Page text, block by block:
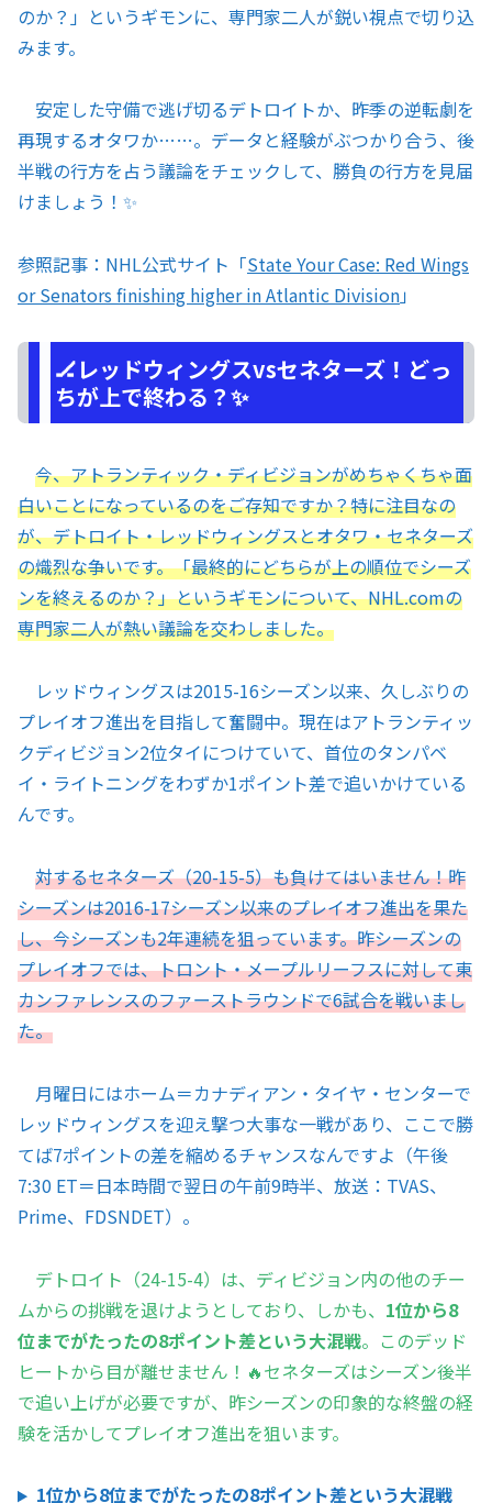
のか？」というギモンに、専門家二人が鋭い視点で切り込
みます。
安定した守備で逃げ切るデトロイトか、昨季の逆転劇を
再現するオタワか……。データと経験がぶつかり合う、後
半戦の行方を占う議論をチェックして、勝負の行方を見届
けましょう！✨
参照記事：NHL公式サイト「State Your Case: Red Wings
or Senators finishing higher in Atlantic Division」
🏒レッドウィングスvsセネターズ！どっ
ちが上で終わる？✨
今、アトランティック・ディビジョンがめちゃくちゃ面
白いことになっているのをご存知ですか？特に注目なの
が、デトロイト・レッドウィングスとオタワ・セネターズ
の熾烈な争いです。「最終的にどちらが上の順位でシーズ
ンを終えるのか？」というギモンについて、NHL.comの
専門家二人が熱い議論を交わしました。
レッドウィングスは2015-16シーズン以来、久しぶりの
プレイオフ進出を目指して奮闘中。現在はアトランティッ
クディビジョン2位タイにつけていて、首位のタンパベ
イ・ライトニングをわずか1ポイント差で追いかけている
んです。
対するセネターズ（20-15-5）も負けてはいません！昨
シーズンは2016-17シーズン以来のプレイオフ進出を果た
し、今シーズンも2年連続を狙っています。昨シーズンの
プレイオフでは、トロント・メープルリーフスに対して東
カンファレンスのファーストラウンドで6試合を戦いまし
た。
月曜日にはホーム＝カナディアン・タイヤ・センターで
レッドウィングスを迎え撃つ大事な一戦があり、ここで勝
てば7ポイントの差を縮めるチャンスなんですよ（午後
7:30 ET＝日本時間で翌日の午前9時半、放送：TVAS、
Prime、FDSNDET）。
デトロイト（24-15-4）は、ディビジョン内の他のチー
ムからの挑戦を退けようとしており、しかも、 1位から8
位までがたったの8ポイント差という大混戦。このデッド
ヒートから目が離せません！🔥セネターズはシーズン後半
で追い上げが必要ですが、昨シーズンの印象的な終盤の経
験を活かしてプレイオフ進出を狙います。
1位から8位までがたったの8ポイント差という大混戦